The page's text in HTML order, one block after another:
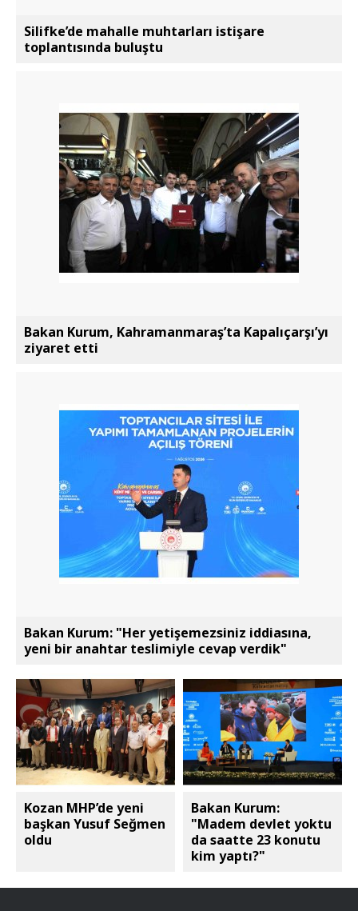
Silifke’de mahalle muhtarları istişare
toplantısında buluştu
Bakan Kurum, Kahramanmaraş’ta Kapalıçarşı’yı
ziyaret etti
Bakan Kurum: "Her yetişemezsiniz iddiasına,
yeni bir anahtar teslimiyle cevap verdik"
Kozan MHP’de yeni
başkan Yusuf Seğmen
oldu
Bakan Kurum:
"Madem devlet yoktu
da saatte 23 konutu
kim yaptı?"